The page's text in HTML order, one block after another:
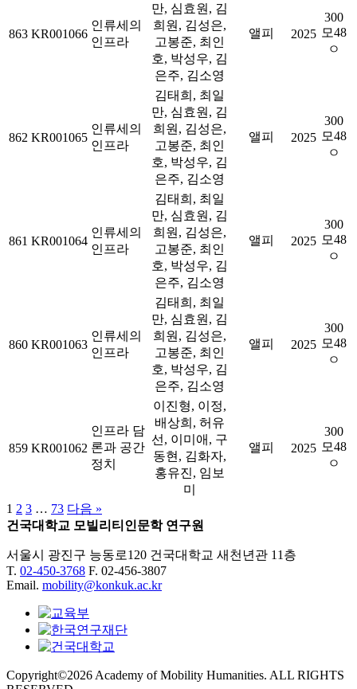
863 KR001066
인류세의
인프라
만, 심효원, 김
희원, 김성은,
고봉준, 최인
호, 박성우, 김
은주, 김소영
앨피 2025
300
모48
ㅇ
862 KR001065
인류세의
인프라
김태희, 최일
만, 심효원, 김
희원, 김성은,
고봉준, 최인
호, 박성우, 김
은주, 김소영
앨피 2025
300
모48
ㅇ
861 KR001064
인류세의
인프라
김태희, 최일
만, 심효원, 김
희원, 김성은,
고봉준, 최인
호, 박성우, 김
은주, 김소영
앨피 2025
300
모48
ㅇ
860 KR001063
인류세의
인프라
김태희, 최일
만, 심효원, 김
희원, 김성은,
고봉준, 최인
호, 박성우, 김
은주, 김소영
앨피 2025
300
모48
ㅇ
859 KR001062
인프라 담
론과 공간
정치
이진형, 이정,
배상희, 허유
선, 이미애, 구
동현, 김화자,
홍유진, 임보
미
앨피 2025
300
모48
ㅇ
1 2 3 … 73 다음 »
건국대학교 모빌리티인문학 연구원
서울시 광진구 능동로120 건국대학교 새천년관 11층
T. 02-450-3768 F. 02-456-3807
Email. mobility@konkuk.ac.kr
Copyright©2026 Academy of Mobility Humanities. ALL RIGHTS